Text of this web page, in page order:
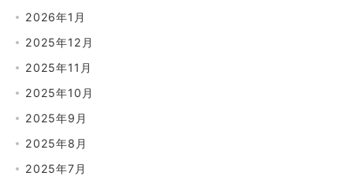
2026年1月
2025年12月
2025年11月
2025年10月
2025年9月
2025年8月
2025年7月